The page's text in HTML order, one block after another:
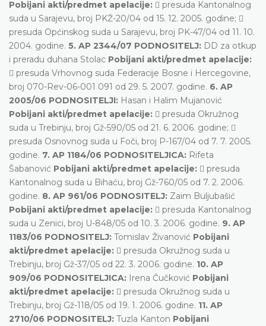
Pobijani akti/predmet apelacije:  presuda Kantonalnog
suda u Sarajevu, broj PKŽ-20/04 od 15. 12. 2005. godine; 
presuda Općinskog suda u Sarajevu, broj PK-47/04 od 11. 10.
2004. godine. 5. AP 2344/07 PODNOSITELJ: DD za otkup
i preradu duhana Stolac Pobijani akti/predmet apelacije:
 presuda Vrhovnog suda Federacije Bosne i Hercegovine,
broj 070-Rev-06-001 091 od 29. 5. 2007. godine. 6. AP
2005/06 PODNOSITELJI: Hasan i Halim Mujanović
Pobijani akti/predmet apelacije:  presuda Okružnog
suda u Trebinju, broj Gž-590/05 od 21. 6. 2006. godine; 
presuda Osnovnog suda u Foči, broj P-167/04 od 7. 7. 2005.
godine. 7. AP 1184/06 PODNOSITELJICA: Rifeta
Šabanović Pobijani akti/predmet apelacije:  presuda
Kantonalnog suda u Bihaću, broj Gž-760/05 od 7. 2. 2006.
godine. 8. AP 961/06 PODNOSITELJ: Zaim Buljubašić
Pobijani akti/predmet apelacije:  presuda Kantonalnog
suda u Zenici, broj U-848/05 od 10. 3. 2006. godine. 9. AP
1183/06 PODNOSITELJ: Tomislav Živanović Pobijani
akti/predmet apelacije:  presuda Okružnog suda u
Trebinju, broj Gž-37/05 od 22. 3. 2006. godine. 10. AP
909/06 PODNOSITELJICA: Irena Čučković Pobijani
akti/predmet apelacije:  presuda Okružnog suda u
Trebinju, broj Gž-118/05 od 19. 1. 2006. godine. 11. AP
2710/06 PODNOSITELJ: Tuzla Kanton Pobijani